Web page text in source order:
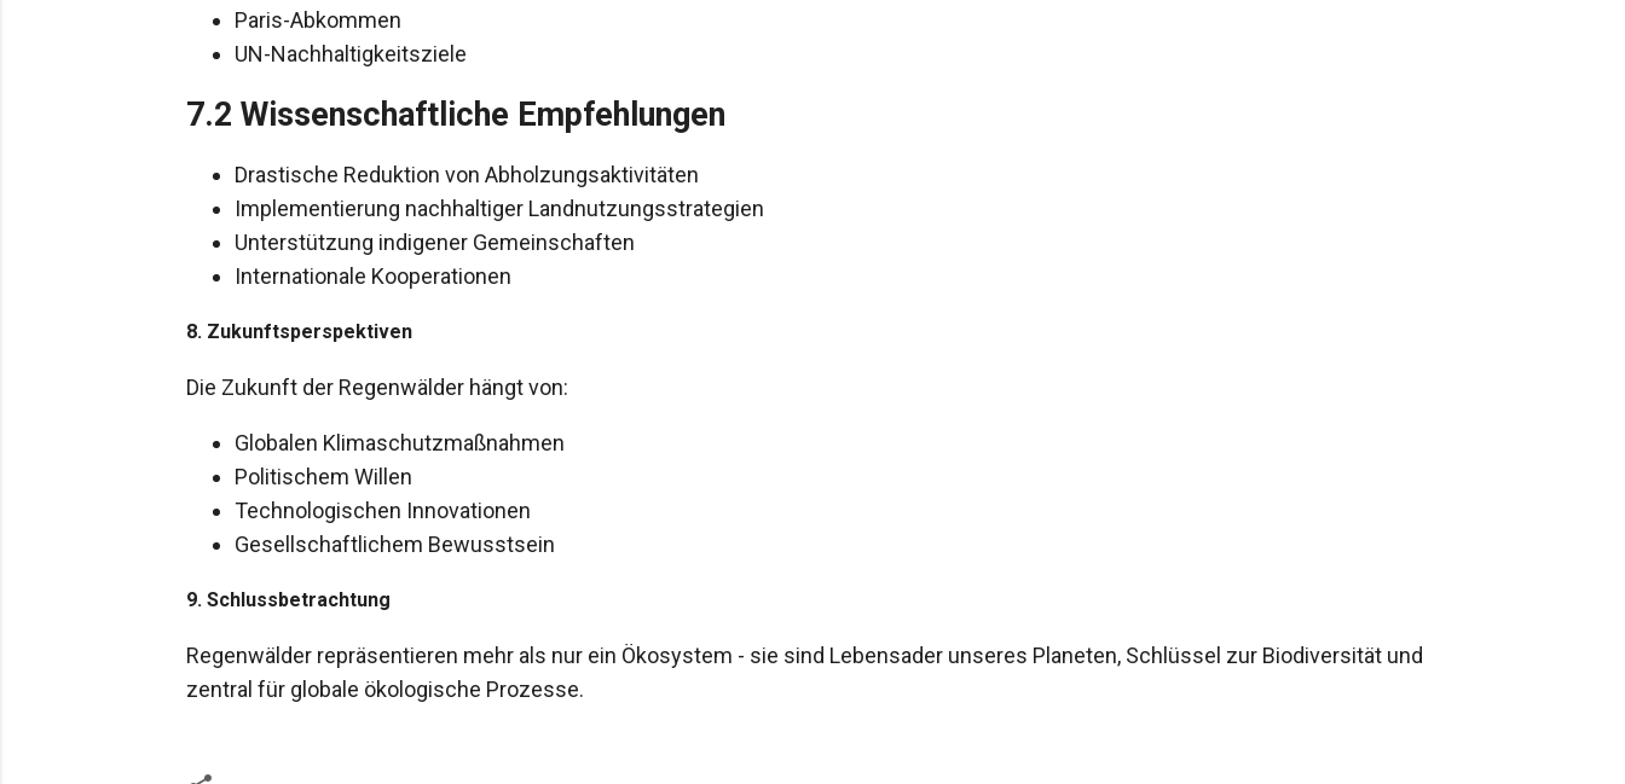
Paris-Abkommen
UN-Nachhaltigkeitsziele
7.2 Wissenschaftliche Empfehlungen
Drastische Reduktion von Abholzungsaktivitäten
Implementierung nachhaltiger Landnutzungsstrategien
Unterstützung indigener Gemeinschaften
Internationale Kooperationen
8. Zukunftsperspektiven
Die Zukunft der Regenwälder hängt von:
Globalen Klimaschutzmaßnahmen
Politischem Willen
Technologischen Innovationen
Gesellschaftlichem Bewusstsein
9. Schlussbetrachtung
Regenwälder repräsentieren mehr als nur ein Ökosystem - sie sind Lebensader unseres Planeten, Schlüssel zur Biodiversität und
zentral für globale ökologische Prozesse.